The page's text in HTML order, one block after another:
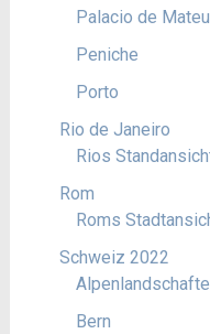
Palacio de
Peniche
Porto
Rio de Janeiro
Rios
Rom
Roms
Schweiz 2022
Bern